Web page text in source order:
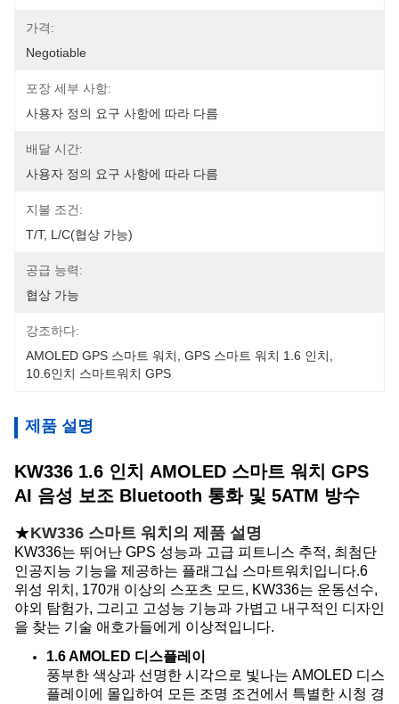
가격:
Negotiable
포장 세부 사항:
사용자 정의 요구 사항에 따라 다름
배달 시간:
사용자 정의 요구 사항에 따라 다름
지불 조건:
T/T, L/C(협상 가능)
공급 능력:
협상 가능
강조하다:
AMOLED GPS 스마트 워치
GPS 스마트 워치 1.6 인치
10.6인치 스마트워치 GPS
제품 설명
KW336 1.6 인치 AMOLED 스마트 워치 GPS
AI 음성 보조 Bluetooth 통화 및 5ATM 방수
★KW336 스마트 워치의 제품 설명
KW336는 뛰어난 GPS 성능과 고급 피트니스 추적, 최첨단
인공지능 기능을 제공하는 플래그십 스마트워치입니다.6
위성 위치, 170개 이상의 스포츠 모드, KW336는 운동선수,
야외 탐험가, 그리고 고성능 기능과 가볍고 내구적인 디자인
을 찾는 기술 애호가들에게 이상적입니다.
1.6 AMOLED 디스플레이
풍부한 색상과 선명한 시각으로 빛나는 AMOLED 디스
플레이에 몰입하여 모든 조명 조건에서 특별한 시청 경